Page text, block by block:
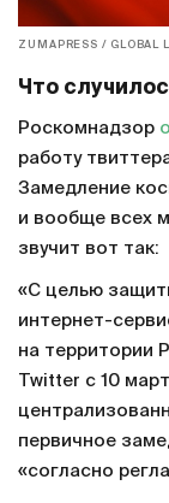
ZUMAPRESS / GLOBAL
Что
Роскомнадзор
работу
Замедление
и вообще всех
звучит вот так:
«С целью
интернет-
на территории
Twitter с 10
первичное
«согласно